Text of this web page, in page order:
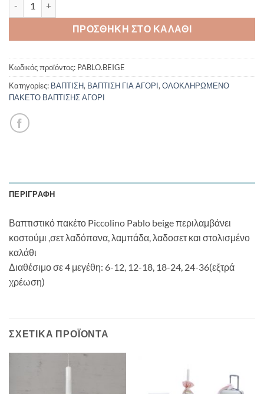
ΠΡΟΣΘΉΚΗ ΣΤΟ ΚΑΛΆΘΙ
Κωδικός προϊόντος: PABLO.BEIGE
Κατηγορίες: ΒΑΠΤΙΣΗ, ΒΑΠΤΙΣΗ ΓΙΑ ΑΓΟΡΙ, ΟΛΟΚΛΗΡΩΜΕΝΟ
ΠΑΚΕΤΟ ΒΑΠΤΙΣΗΣ ΑΓΟΡΙ
ΠΕΡΙΓΡΑΦΉ
Βαπτιστικό πακέτο Piccolino Pablo beige περιλαμβάνει
κοστούμι ,σετ λαδόπανα, λαμπάδα, λαδοσετ και στολισμένο
καλάθι
Διαθέσιμο σε 4 μεγέθη: 6-12, 12-18, 18-24, 24-36(εξτρά
χρέωση)
ΣΧΕΤΙΚΆ ΠΡΟΪΌΝΤΑ